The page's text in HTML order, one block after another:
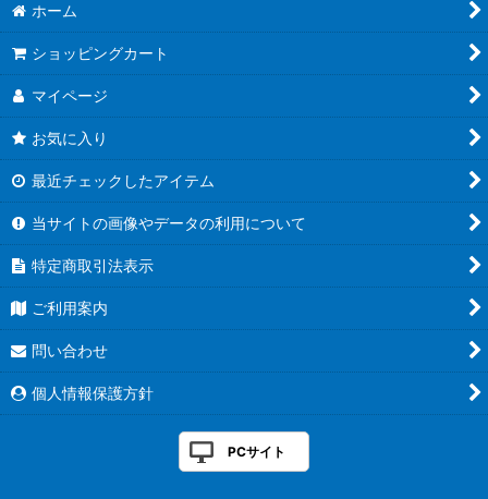
ホーム
ショッピングカート
マイページ
お気に入り
最近チェックしたアイテム
当サイトの画像やデータの利用について
特定商取引法表示
ご利用案内
問い合わせ
個人情報保護方針
PCサイト